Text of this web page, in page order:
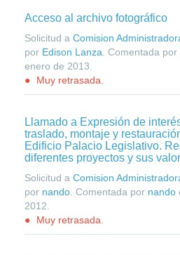
Acceso al archivo fotográfico
Solicitud a Comision
por Edison Lanza . Comentada por
enero de 2013
Muy retrasada.
Llamado a Expresión de
traslado, montaje y
Edificio Palacio Legislativo.
diferentes proyectos y sus
Solicitud a Comision
por nando . Comentada por nando
2012
Muy retrasada.